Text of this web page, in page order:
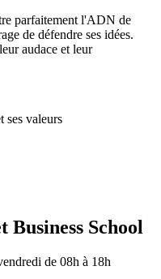
parfaitement l'ADN de
de défendre ses idées.
audace et leur
valeurs
Business School
de 08h à 18h